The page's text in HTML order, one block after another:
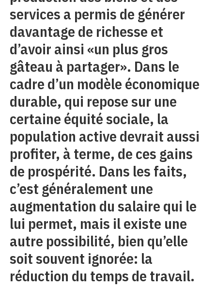
services a permis de générer
davantage de richesse et
d’avoir ainsi «un plus gros
gâteau à partager». Dans le
cadre d’un modèle économique
durable, qui repose sur une
certaine équité sociale, la
population active devrait aussi
profiter, à terme, de ces gains
de prospérité. Dans les faits,
c’est généralement une
augmentation du salaire qui le
lui permet, mais il existe une
autre possibilité, bien qu’elle
soit souvent ignorée: la
réduction du temps de travail.